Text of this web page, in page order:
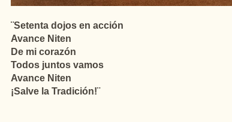
¨Setenta dojos en acción
Avance Niten
De mi corazón
Todos juntos vamos
Avance Niten
¡Salve la Tradición!¨